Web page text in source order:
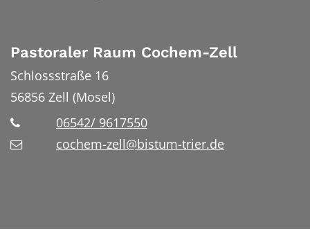
Pastoraler Raum Cochem-Zell
Schlossstraße 16
56856 Zell (Mosel)
06542/ 9617550
cochem-zell@bistum-trier.de